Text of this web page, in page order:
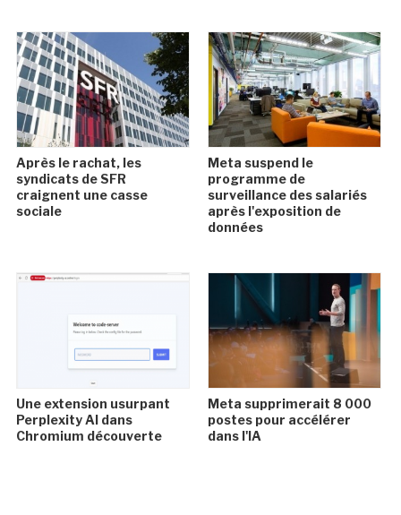
Après le rachat, les
syndicats de SFR
craignent une casse
sociale
Meta suspend le
programme de
surveillance des salariés
après l'exposition de
données
Une extension usurpant
Perplexity AI dans
Chromium découverte
Meta supprimerait 8 000
postes pour accélérer
dans l'IA